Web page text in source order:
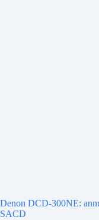
Denon DCD-300NE:
SACD